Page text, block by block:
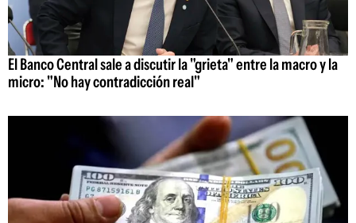
El Banco Central sale a discutir la "grieta" entre la macro y la
micro: "No hay contradicción real"